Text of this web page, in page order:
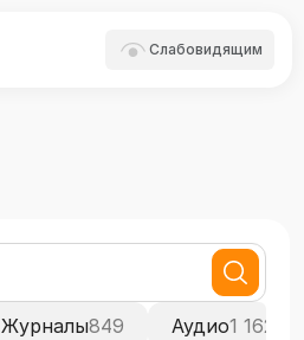
Слабовидящим
Журналы849 Аудио1 162